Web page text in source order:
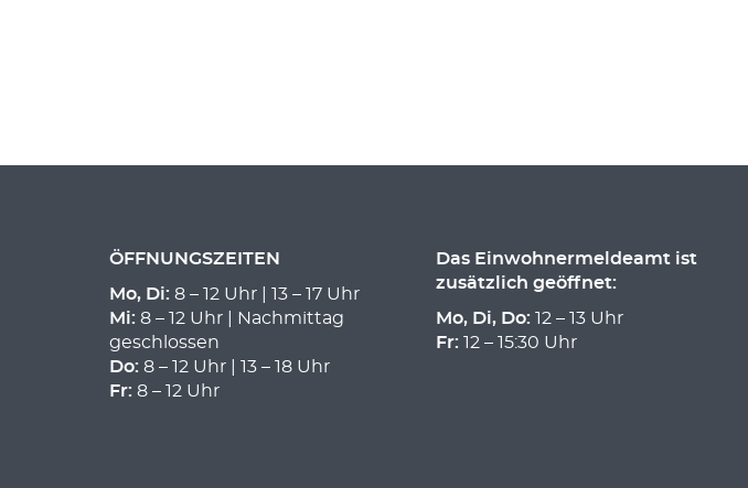
ÖFFNUNGSZEITEN
Mo, Di: 8 – 12 Uhr | 13 – 17 Uhr
Mi: 8 – 12 Uhr | Nachmittag
geschlossen
Do: 8 – 12 Uhr | 13 – 18 Uhr
Fr: 8 – 12 Uhr
Das Einwohnermeldeamt ist
zusätzlich geöffnet:
Mo, Di, Do: 12 – 13 Uhr
Fr: 12 – 15:30 Uhr